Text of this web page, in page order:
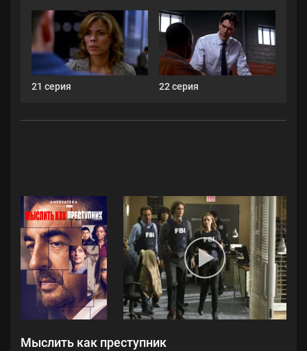
21 серия 22 серия
Мыслить как преступник